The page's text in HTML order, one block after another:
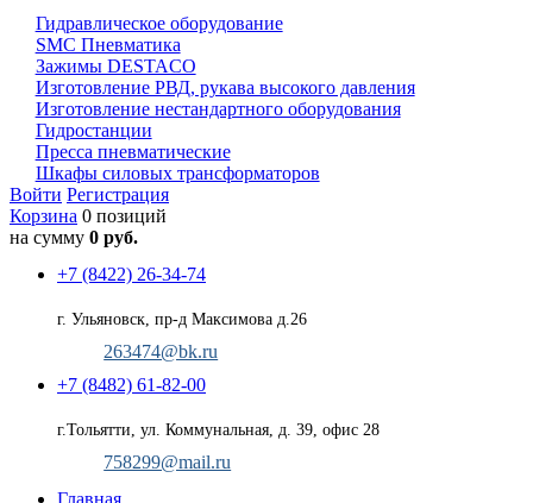
Гидравлическое оборудование
SMC Пневматика
Зажимы DESTACO
Изготовление РВД, рукава высокого давления
Изготовление нестандартного оборудования
Гидростанции
Пресса пневматические
Шкафы силовых трансформаторов
Войти Регистрация
Корзина 0 позиций
на сумму 0 руб.
+7 (8422) 26-34-74
г. Ульяновск, пр-д Максимова д.26
263474@bk.ru
+7 (8482) 61-82-00
г.Тольятти, ул. Коммунальная, д. 39, офис 28
758299@mail.ru
Главная